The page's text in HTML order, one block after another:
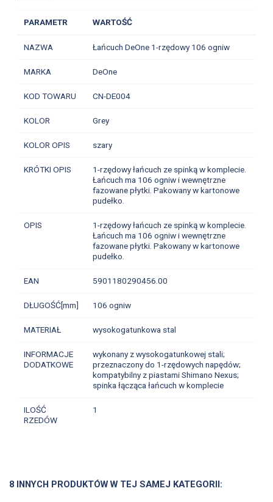
PARAMETR WARTOŚĆ
NAZWA Łańcuch DeOne 1-rzędowy 106 ogniw
MARKA DeOne
KOD TOWARU CN-DE004
KOLOR Grey
KOLOR OPIS szary
KRÓTKI OPIS
1-rzędowy łańcuch ze spinką w komplecie.
Łańcuch ma 106 ogniw i wewnętrzne
fazowane płytki. Pakowany w kartonowe
pudełko.
OPIS
1-rzędowy łańcuch ze spinką w komplecie.
Łańcuch ma 106 ogniw i wewnętrzne
fazowane płytki. Pakowany w kartonowe
pudełko.
EAN 5901180290456.00
DŁUGOŚĆ[mm] 106 ogniw
MATERIAŁ wysokogatunkowa stal
INFORMACJE
DODATKOWE
wykonany z wysokogatunkowej stali;
przeznaczony do 1-rzędowych napędów;
kompatybilny z piastami Shimano Nexus;
spinka łącząca łańcuch w komplecie
ILOŚĆ
RZEDÓW
1
8 INNYCH PRODUKTÓW W TEJ SAMEJ KATEGORII: